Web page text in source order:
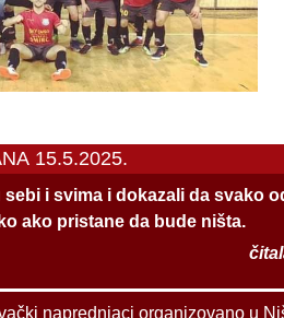
15.5.2025.
sebi i svima i dokazali da svako
ako pristane da bude ništa.
naprednjaci organizovano u